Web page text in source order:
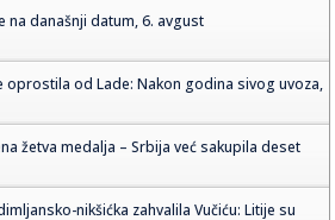
na današnji datum, 6. avgust
oprostila od Lade: Nakon godina sivog uvoza,
žetva medalja – Srbija već sakupila deset
nikšićka zahvalila Vučiću: Litije su